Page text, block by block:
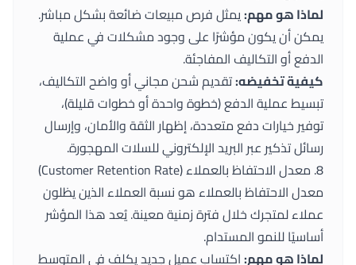
لماذا هو مهم:يمثل فرص مبيعات ضائعة بشكل مباشر.
يمكن أن يكون مؤشرًا على وجود مشكلات في عملية
الدفع أو التكاليف المفاجئة.
كيفية تخفيضه:تقديم شحن مجاني أو واضح التكاليف،
تبسيط عملية الدفع (خطوة واحدة أو خطوات قليلة)،
توفير خيارات دفع متعددة، إظهار الثقة والأمان، وإرسال
رسائل تذكير عبر البريد الإلكتروني للسلات المهجورة.
8. معدل الاحتفاظ بالعملاء (Customer Retention Rate)
معدل الاحتفاظ بالعملاء هو نسبة العملاء الذين يظلون
عملاء لمتجرك خلال فترة زمنية معينة. يُعد هذا المؤشر
أساسيًا للنمو المستدام.
لماذا هو مهم:اكتساب عميل جديد يكلف في المتوسط